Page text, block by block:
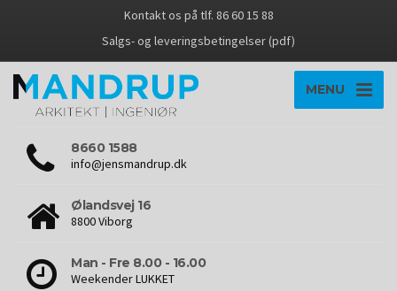
Kontakt os på tlf. 86 60 15 88
Salgs- og leveringsbetingelser (pdf)
MENU
8660 1588
info@jensmandrup.dk
Ølandsvej 16
8800 Viborg
Man - Fre 8.00 - 16.00
Weekender LUKKET